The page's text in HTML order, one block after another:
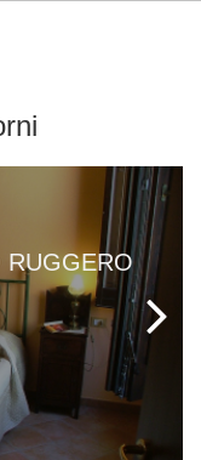
RUGGERO